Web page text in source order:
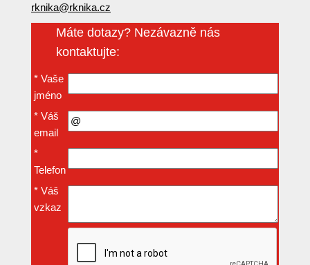
rknika@rknika.cz
Máte dotazy? Nezávazně nás
kontaktujte:
* Vaše
jméno
* Váš
email
*
Telefon
* Váš
vzkaz